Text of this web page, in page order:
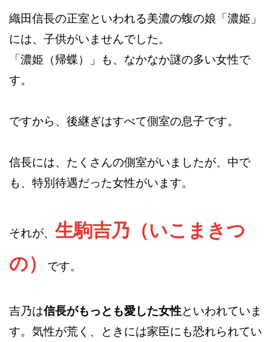
織田信長の正室といわれる美濃の蝮の娘「濃姫」
には、子供がいませんでした。
「濃姫（帰蝶）」も、なかなか謎の多い女性で
す。
ですから、後継ぎはすべて側室の息子です。
信長には、たくさんの側室がいましたが、中で
も、特別待遇だった女性がいます。
それが、 生駒吉乃（いこまきつ
の）
です。
吉乃は信長がもっとも愛した女性といわれていま
す。気性が荒く、ときには家臣にも恐れられてい